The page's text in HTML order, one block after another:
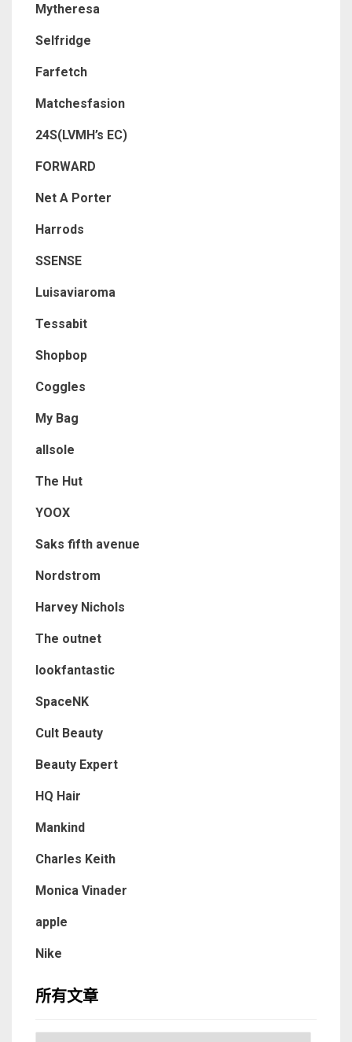
Mytheresa
Selfridge
Farfetch
Matchesfasion
24S(LVMH’s EC)
FORWARD
Net A Porter
Harrods
SSENSE
Luisaviaroma
Tessabit
Shopbop
Coggles
My Bag
allsole
The Hut
YOOX
Saks fifth avenue
Nordstrom
Harvey Nichols
The outnet
lookfantastic
SpaceNK
Cult Beauty
Beauty Expert
HQ Hair
Mankind
Charles Keith
Monica Vinader
apple
Nike
所有文章